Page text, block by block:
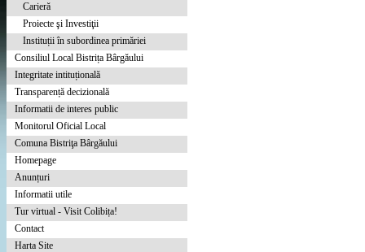
Carieră
Proiecte şi Investiţii
Instituții în subordinea primăriei
Consiliul Local Bistrița Bârgăului
Integritate intituțională
Transparență decizională
Informatii de interes public
Monitorul Oficial Local
Comuna Bistriţa Bârgăului
Homepage
Anunțuri
Informatii utile
Tur virtual - Visit Colibița!
Contact
Harta Site